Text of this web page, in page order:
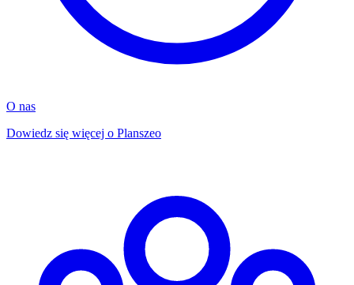
O nas
Dowiedz się więcej o Planszeo